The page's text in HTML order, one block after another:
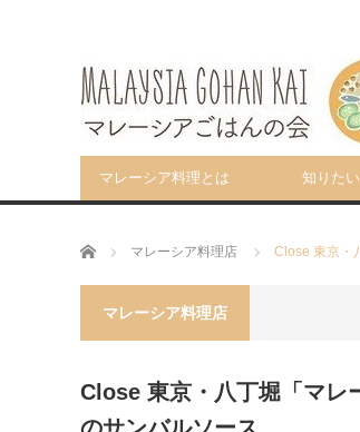
マレーシア料理とは 知りたい
ホーム マレーシア料理店 Close 東京・
マレーシア料理店
Close 東京・八丁堀「マ